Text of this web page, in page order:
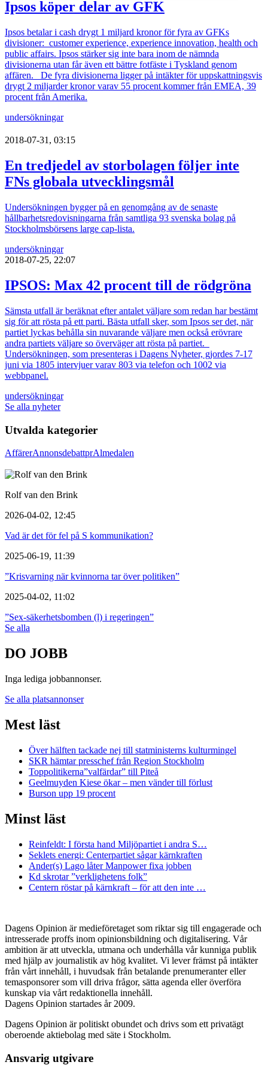
Ipsos köper delar av GFK
Ipsos betalar i cash drygt 1 miljard kronor för fyra av GFKs
divisioner: customer experience, experience innovation, health och
public affairs. Ipsos stärker sig inte bara inom de nämnda
divisionerna utan får även ett bättre fotfäste i Tyskland genom
affären. De fyra divisionerna ligger på intäkter för uppskattningsvis
drygt 2 miljarder kronor varav 55 procent kommer från EMEA, 39
procent från Amerika.
undersökningar
2018-07-31, 03:15
En tredjedel av storbolagen följer inte
FNs globala utvecklingsmål
Undersökningen bygger på en genomgång av de senaste
hållbarhetsredovisningarna från samtliga 93 svenska bolag på
Stockholmsbörsens large cap-lista.
undersökningar
2018-07-25, 22:07
IPSOS: Max 42 procent till de rödgröna
Sämsta utfall är beräknat efter antalet väljare som redan har bestämt
sig för att rösta på ett parti. Bästa utfall sker, som Ipsos ser det, när
partiet lyckas behålla sin nuvarande väljare men också erövrare
andra partiets väljare so överväger att rösta på partiet.
Undersökningen, som presenteras i Dagens Nyheter, gjordes 7-17
juni via 1805 intervjuer varav 803 via telefon och 1002 via
webbpanel.
undersökningar
Se alla nyheter
Utvalda kategorier
AffärerAnnonsdebattprAlmedalen
Rolf van den Brink
2026-04-02, 12:45
Vad är det för fel på S kommunikation?
2025-06-19, 11:39
”Krisvarning när kvinnorna tar över politiken”
2025-04-02, 11:02
”Sex-säkerhetsbomben (l) i regeringen”
Se alla
DO JOBB
Inga lediga jobbannonser.
Se alla platsannonser
Mest läst
Över hälften tackade nej till statministerns kulturmingel
SKR hämtar presschef från Region Stockholm
Toppolitikerna”valfärdar” till Piteå
Geelmuyden Kiese ökar – men vänder till förlust
Burson upp 19 procent
Minst läst
Reinfeldt: I första hand Miljöpartiet i andra S…
Seklets energi: Centerpartiet sågar kärnkraften
Ander(s) Lago låter Manpower fixa jobben
Kd skrotar ”verklighetens folk”
Centern röstar på kärnkraft – för att den inte …
Dagens Opinion är medieföretaget som riktar sig till engagerade och
intresserade proffs inom opinionsbildning och digitalisering. Vår
ambition är att utveckla, utmana och underhålla vår kunniga publik
med hjälp av journalistik av hög kvalitet. Vi lever främst på intäkter
från vårt innehåll, i huvudsak från betalande prenumeranter eller
temasponsorer som vill driva frågor, sätta agenda eller överföra
kunskap via vårt redaktionella innehåll.
Dagens Opinion startades år 2009.
Dagens Opinion är politiskt obundet och drivs som ett privatägt
oberoende aktiebolag med säte i Stockholm.
Ansvarig utgivare